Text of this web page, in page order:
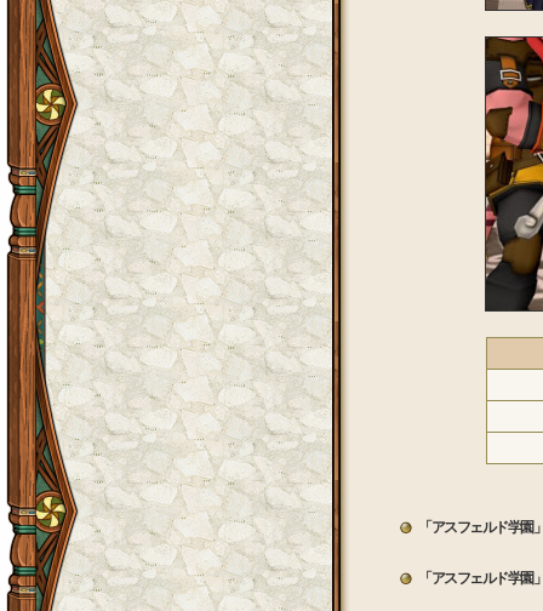
「アスフェルド学
「アスフェルド学